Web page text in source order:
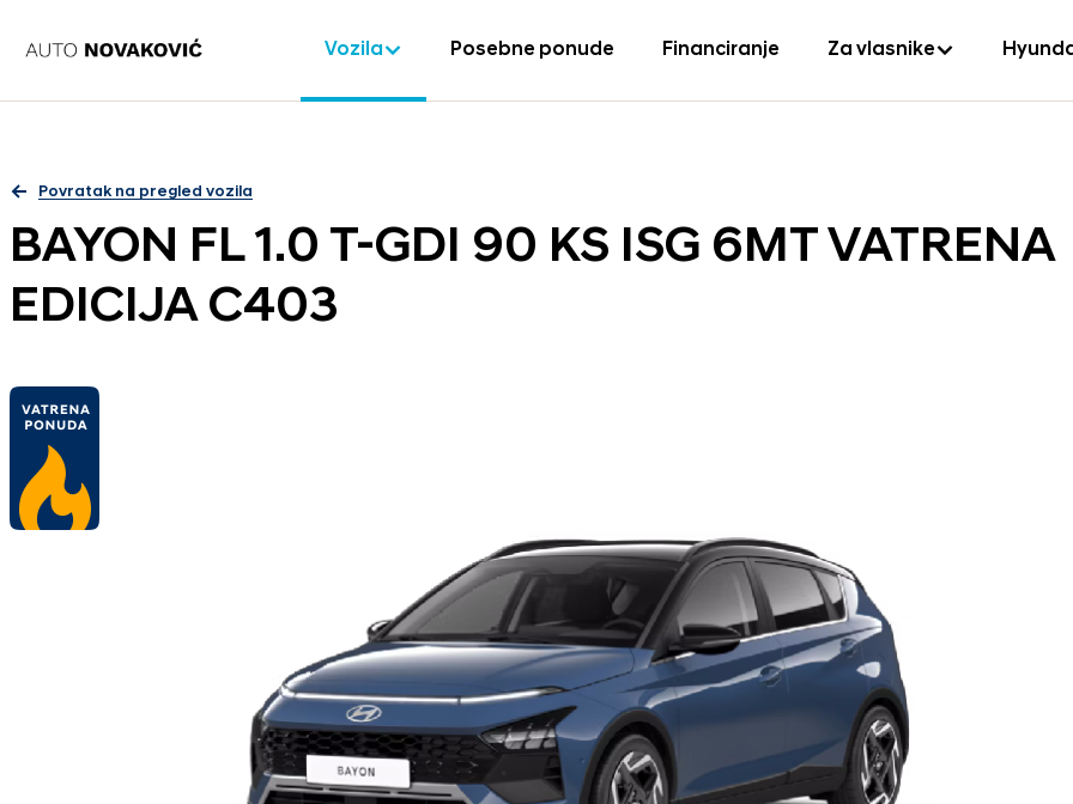
Vozila Posebne ponude Financiranje Za vlasnike
Povratak na pregled vozila
BAYON FL 1.0 T-GDI 90 KS ISG 6MT VATRENA
EDICIJA C403